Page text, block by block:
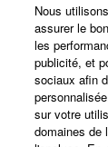
Yamaha
A propos de
Nous
assurer le
les
publicité, et
sociaux afin
sur votre
domaines de